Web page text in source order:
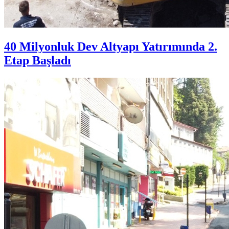
40 Milyonluk Dev Altyapı Yatırımında 2.
Etap Başladı